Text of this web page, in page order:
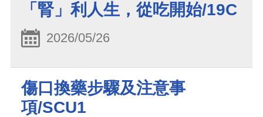
「腎」利人生，從吃開始/19C
2026/05/26
傷口換藥步驟及注意事
項/SCU1